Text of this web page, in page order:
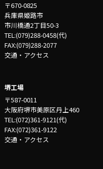
〒670-0825
兵庫県姫路市
市川橋通2丁目50-3
TEL:(079)288-0458(代)
FAX:(079)288-2077
交通・アクセス
堺工場
〒587-0011
大阪府堺市美原区丹上460
TEL:(072)361-9121(代)
FAX:(072)361-9122
交通・アクセス